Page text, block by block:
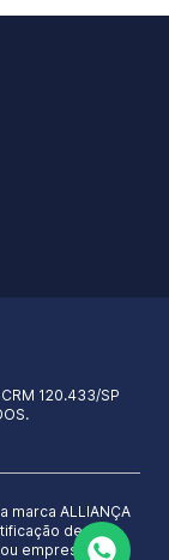
120.433/SP
marca ALLIANÇA
de seus
empresas